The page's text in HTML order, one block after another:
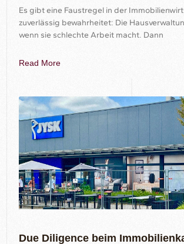
Es gibt eine Faustregel in der
zuverlässig bewahrheitet: Die
wenn sie schlechte Arbeit macht. Dann
Read More
Due Diligence beim